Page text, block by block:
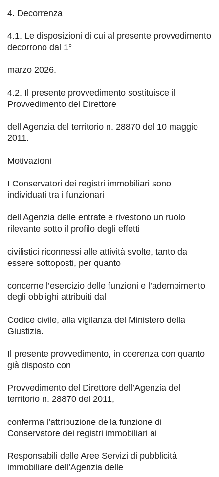
4. Decorrenza
4.1. Le disposizioni di cui al presente provvedimento
decorrono dal 1°
marzo 2026.
4.2. Il presente provvedimento sostituisce il
Provvedimento del Direttore
dell’Agenzia del territorio n. 28870 del 10 maggio
2011.
Motivazioni
I Conservatori dei registri immobiliari sono
individuati tra i funzionari
dell’Agenzia delle entrate e rivestono un ruolo
rilevante sotto il profilo degli effetti
civilistici riconnessi alle attività svolte, tanto da
essere sottoposti, per quanto
concerne l’esercizio delle funzioni e l’adempimento
degli obblighi attribuiti dal
Codice civile, alla vigilanza del Ministero della
Giustizia.
Il presente provvedimento, in coerenza con quanto
già disposto con
Provvedimento del Direttore dell’Agenzia del
territorio n. 28870 del 2011,
conferma l’attribuzione della funzione di
Conservatore dei registri immobiliari ai
Responsabili delle Aree Servizi di pubblicità
immobiliare dell’Agenzia delle